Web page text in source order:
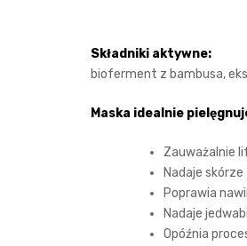
Składniki aktywne:
bioferment z bambusa,
Maska idealnie
Zauważalnie
Nadaje
Poprawia
Nadaje
Opóźnia